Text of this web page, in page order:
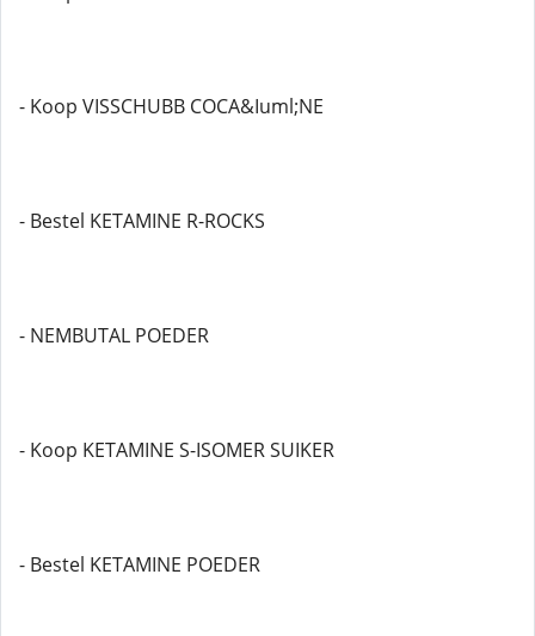
- Koop VISSCHUBB COCA&Iuml;NE
- Bestel KETAMINE R-ROCKS
- NEMBUTAL POEDER
- Koop KETAMINE S-ISOMER SUIKER
- Bestel KETAMINE POEDER